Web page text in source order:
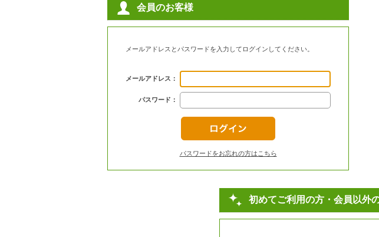
会員のお客様
メールアドレスとパスワードを入力してログインしてください。
メールアドレス：
パスワード：
パスワードをお忘れの方はこちら
初めてご利用の方・会員以外